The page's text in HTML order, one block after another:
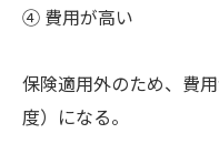
④ 費用が高い
保険適用外のため、費
度）になる。